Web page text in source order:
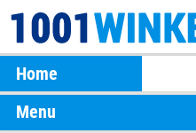
Home
Menu